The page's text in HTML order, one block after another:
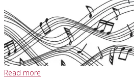
Read more